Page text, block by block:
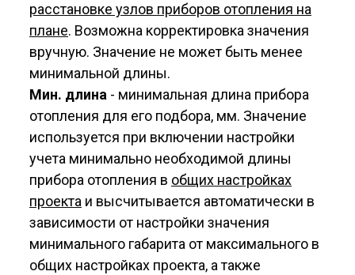
расстановке узлов приборов отопления на
плане. Возможна корректировка значения
вручную. Значение не может быть менее
минимальной длины.
Мин. длина - минимальная длина прибора
отопления для его подбора, мм. Значение
используется при включении настройки
учета минимально необходимой длины
прибора отопления в общих настройках
проекта и высчитывается автоматически в
зависимости от настройки значения
минимального габарита от максимального в
общих настройках проекта, а также